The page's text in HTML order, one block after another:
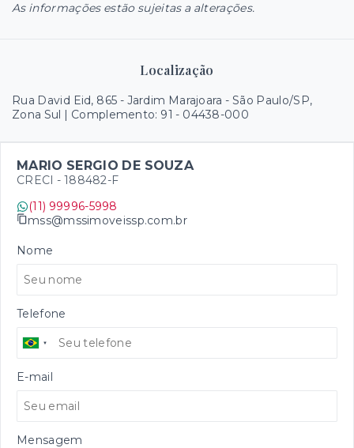
As informações estão sujeitas a alterações.
Localização
Rua David Eid, 865 - Jardim Marajoara - São Paulo/SP,
Zona Sul | Complemento: 91 - 04438-000
MARIO SERGIO DE SOUZA
CRECI - 188482-F
(11) 99996-5998
mss@mssimoveissp.com.br
Nome
Telefone
E-mail
Mensagem